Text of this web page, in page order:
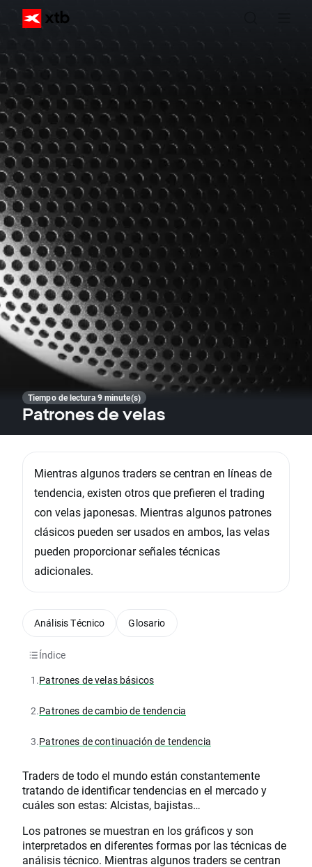
Tiempo de lectura 9 minute(s)
Patrones de velas
Mientras algunos traders se centran en líneas de
tendencia, existen otros que prefieren el trading
con velas japonesas. Mientras algunos patrones
clásicos pueden ser usados en ambos, las velas
pueden proporcionar señales técnicas
adicionales.
Índice
1.Patrones de velas básicos
2.Patrones de cambio de tendencia
3.Patrones de continuación de tendencia
Traders de todo el mundo están constantemente
tratando de identificar tendencias en el mercado y
cuáles son estas: Alcistas, bajistas…
Los patrones se muestran en los gráficos y son
interpretados en diferentes formas por las técnicas de
análisis técnico. Mientras algunos traders se centran
Análisis Técnico Glosario